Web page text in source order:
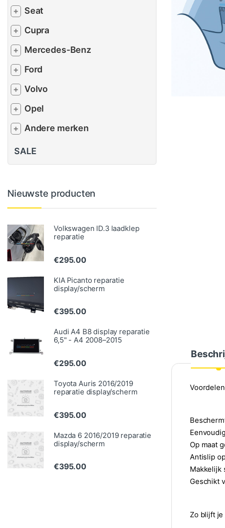
Op maat
Antislip
Makkelijk
Geschikt
Zo blijft
+ Seat
+ Cupra
+ Mercedes-Benz
+ Ford
+ Volvo
+ Opel
+ Andere merken
SALE
Nieuwste producten
Volkswagen ID.3 laadklep
reparatie
€295.00
KIA Picanto reparatie
display/scherm
€395.00
Audi A4 B8 display reparatie
6,5" - A4 2008–2015
€295.00
Toyota Auris 2016/2019
reparatie display/scherm
€395.00
Mazda 6 2016/2019 reparatie
display/scherm
€395.00